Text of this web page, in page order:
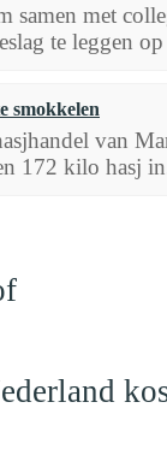
samen met
te leggen op
smokkelen
van
172 kilo hasj